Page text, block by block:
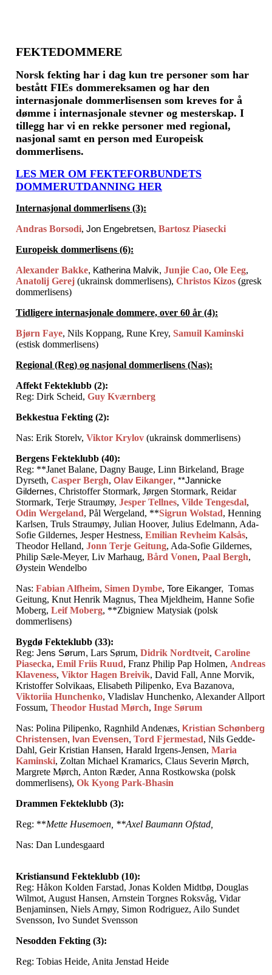
FEKTEDOMMERE
Norsk fekting har i dag kun tre personer som har
bestått FIEs dommereksamen og har den
internasjonale dommerlisensen som kreves for å
dømme i internasjonale stevner og mesterskap. I
tillegg har vi en rekke personer med regional,
nasjonal samt en person med Europeisk
dommerlisens.
LES MER OM FEKTEFORBUNDETS
DOMMERUTDANNING HER
Internasjonal dommerlisens (3):
Andras Borsodi, Jon Engebretsen, Bartosz Piasecki
Europeisk dommerlisens (6):
Alexander Bakke, Katherina Malvik, Junjie Cao, Ole Eeg,
Anatolij Gerej (ukrainsk dommerlisens), Christos Kizos (gresk
dommerlisens)
Tidligere internasjonale dommere, over 60 år (4):
Bjørn Faye, Nils Koppang, Rune Krey, Samuil Kaminski
(estisk dommerlisens)
Regional (Reg) og nasjonal dommerlisens (Nas):
Affekt Fekteklubb (2):
Reg: Dirk Scheid, Guy Kværnberg
Bekkestua Fekting (2):
Nas: Erik Storelv, Viktor Krylov (ukrainsk dommerlisens)
Bergens Fekteklubb (40):
Reg: **Janet Balane, Dagny Bauge, Linn Birkeland, Brage
Dyrseth, Casper Bergh, Olav Eikanger, **Jannicke
Gildernes, Christoffer Stormark, Jørgen Stormark, Reidar
Stormark, Terje Straumøy, Jesper Tellnes, Vilde Tengesdal,
Odin Wergeland, Pål Wergeland, **Sigrun Wolstad, Henning
Karlsen, Truls Straumøy, Julian Hoover, Julius Edelmann, Ada-
Sofie Gildernes, Jesper Hestness, Emilian Revheim Kalsås,
Theodor Helland, Jonn Terje Geitung, Ada-Sofie Gildernes,
Philip Sæle-Meyer, Liv Marhaug, Bård Vonen, Paal Bergh,
Øystein Wendelbo
Nas: Fabian Alfheim, Simen Dymbe, Tore Eikanger, Tomas
Geitung, Knut Henrik Magnus, Thea Mjeldheim, Hanne Sofie
Moberg, Leif Moberg, **Zbigniew Matysiak (polsk
dommerlisens)
Bygdø Fekteklubb (33):
Reg: Jens Sørum, Lars Sørum, Didrik Nordtveit, Caroline
Piasecka, Emil Friis Ruud, Franz Philip Pap Holmen, Andreas
Klaveness, Viktor Hagen Breivik, David Fall, Anne Morvik,
Kristoffer Solvikaas, Elisabeth Pilipenko, Eva Bazanova,
Viktoriia Hunchenko, Vladislav Hunchenko, Alexander Allport
Fossum, Theodor Hustad Mørch, Inge Sørum
Nas: Polina Pilipenko, Ragnhild Andenæs, Kristian Schønberg
Christensen, Ivan Evensen, Tord Fjermestad, Nils Gedde-
Dahl, Geir Kristian Hansen, Harald Irgens-Jensen, Maria
Kaminski, Zoltan Michael Kramarics, Claus Severin Mørch,
Margrete Mørch, Anton Ræder, Anna Rostkowska (polsk
dommerlisens), Ok Kyong Park-Bhasin
Drammen Fekteklubb (3):
Reg: **Mette Husemoen, **Axel Baumann Ofstad,
Nas: Dan Lundesgaard
Kristiansund Fekteklubb (10):
Reg: Håkon Kolden Farstad, Jonas Kolden Midtbø, Douglas
Wilmot, August Hansen, Arnstein Torgnes Roksvåg, Vidar
Benjaminsen, Niels Arnøy, Simon Rodriguez, Ailo Sundet
Svensson, Ivo Sundet Svensson
Nesodden Fekting (3):
Reg: Tobias Heide, Anita Jenstad Heide